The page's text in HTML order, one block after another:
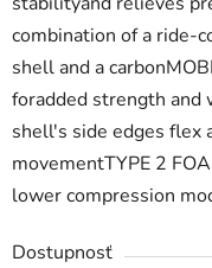
combination of a ride-
shell and a
foradded strength and
shell's side edges flex
movementTYPE 2
lower compression
Dostupnosť